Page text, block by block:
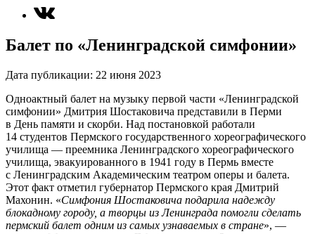
Балет по «Ленинградской симфонии»
Дата публикации: 22 июня 2023
Одноактный балет на музыку первой части «Ленинградской
симфонии» Дмитрия Шостаковича представили в Перми
в День памяти и скорби. Над постановкой работали
14 студентов Пермского государственного хореографического
училища — преемника Ленинградского хореографического
училища, эвакуированного в 1941 году в Пермь вместе
с Ленинградским Академическим театром оперы и балета.
Этот факт отметил губернатор Пермского края Дмитрий
Махонин. «Симфония Шостаковича подарила надежду
блокадному городу, а творцы из Ленинграда помогли сделать
пермский балет одним из самых узнаваемых в стране», —